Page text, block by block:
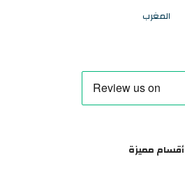
المغرب
أقسام مميزة